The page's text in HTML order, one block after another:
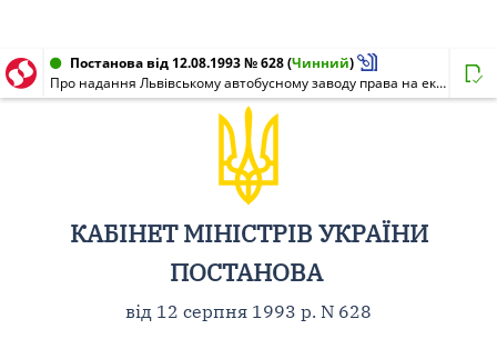
Постанова від 12.08.1993 № 628(Чинний)
Про надання Львівському автобусному заводу права на експорт магнію і звільнення від сплати податку на добавлену вартість
КАБІНЕТ МІНІСТРІВ УКРАЇНИ
ПОСТАНОВА
від 12 серпня 1993 р. N 628